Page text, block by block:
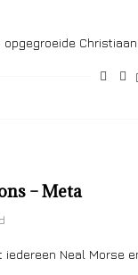
– Meta
Neal Morse